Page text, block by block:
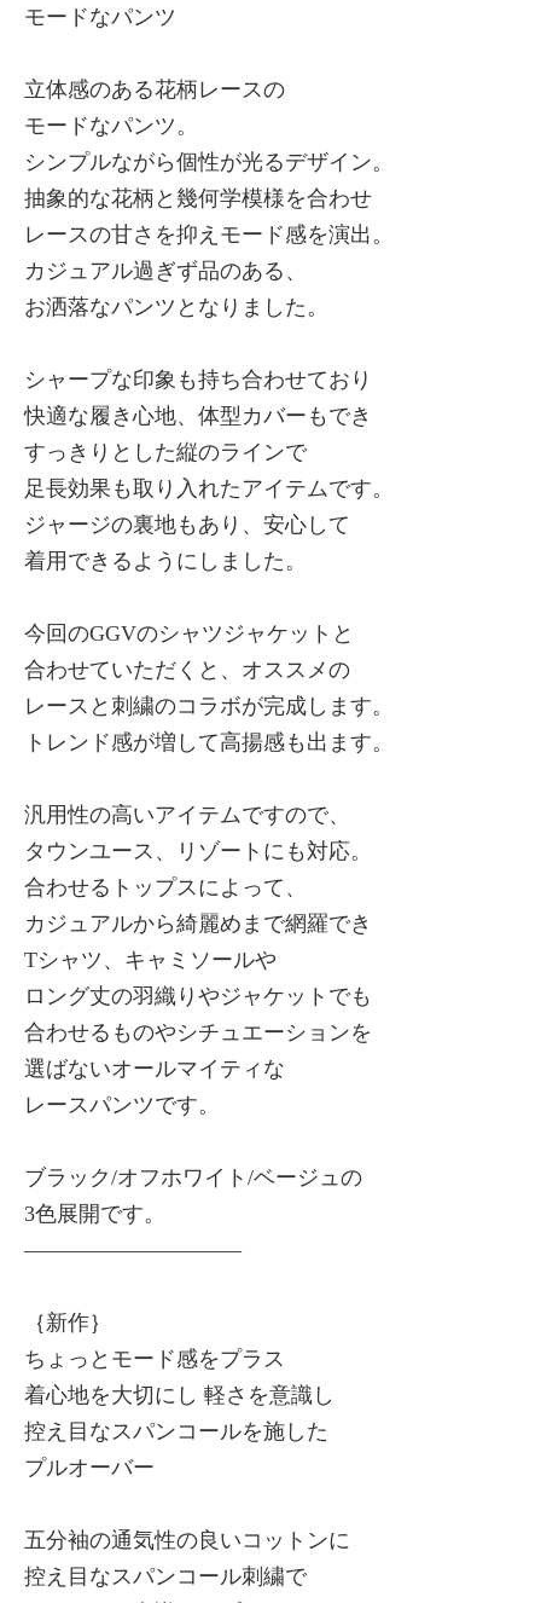
モードなパンツ
立体感のある花柄レースの
モードなパンツ。
シンプルながら個性が光るデザイン。
抽象的な花柄と幾何学模様を合わせ
レースの甘さを抑えモード感を演出。
カジュアル過ぎず品のある、
お洒落なパンツとなりました。
シャープな印象も持ち合わせており
快適な履き心地、体型カバーもでき
すっきりとした縦のラインで
足長効果も取り入れたアイテムです。
ジャージの裏地もあり、安心して
着用できるようにしました。
今回のGGVのシャツジャケットと
合わせていただくと、オススメの
レースと刺繍のコラボが完成します。
トレンド感が増して高揚感も出ます。
汎用性の高いアイテムですので、
タウンユース、リゾートにも対応。
合わせるトップスによって、
カジュアルから綺麗めまで網羅でき
Tシャツ、キャミソールや
ロング丈の羽織りやジャケットでも
合わせるものやシチュエーションを
選ばないオールマイティな
レースパンツです。
ブラック/オフホワイト/ベージュの
3色展開です。
——————————
｛新作｝
ちょっとモード感をプラス
着心地を大切にし 軽さを意識し
控え目なスパンコールを施した
プルオーバー
五分袖の通気性の良いコットンに
控え目なスパンコール刺繍で